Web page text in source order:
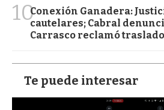
10Conexión Ganadera:
cautelares; Cabral
Carrasco reclamó
Te puede interesar